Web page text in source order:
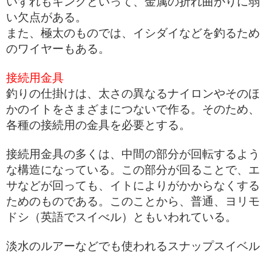
い欠点がある。
また、極太のものでは、イシダイなどを釣るため
のワイヤーもある。
接続用金具
釣りの仕掛けは、太さの異なるナイロンやそのほ
かのイトをさまざまにつないで作る。そのため、
各種の接続用の金具を必要とする。
接続用金具の多くは、中間の部分が回転するよう
な構造になっている。この部分が回ることで、エ
サなどが回っても、イトによりがかからなくする
ためのものである。このことから、普通、ヨリモ
ドシ（英語でスイべル）ともいわれている。
淡水のルアーなどでも使われるスナップスイベル